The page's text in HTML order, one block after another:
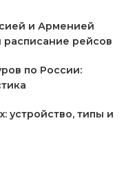
и Арменией
расписание рейсов
по России:
устройство, типы и